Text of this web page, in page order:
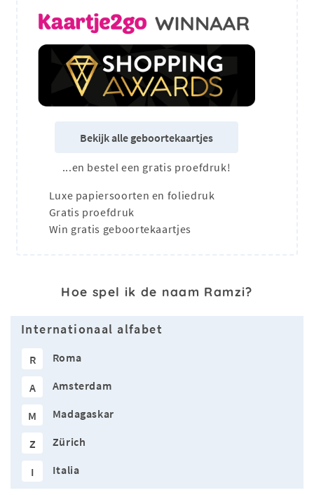
Bekijk alle geboortekaartjes
...en bestel een gratis proefdruk!
Luxe papiersoorten en foliedruk
Gratis proefdruk
Win gratis geboortekaartjes
Hoe spel ik de naam Ramzi?
Internationaal alfabet
R Roma
A Amsterdam
M Madagaskar
Z Zürich
I Italia